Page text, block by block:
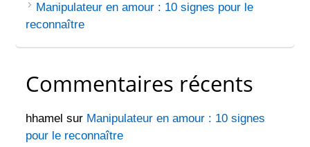
Manipulateur en amour : 10 signes pour le
reconnaître
Commentaires récents
hhamel sur Manipulateur en amour : 10 signes
pour le reconnaître